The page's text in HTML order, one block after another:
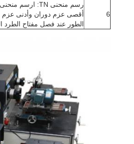
6
أقصى عزم دوران وأدنى عزم
الطور عند فصل مفتاح الطرد